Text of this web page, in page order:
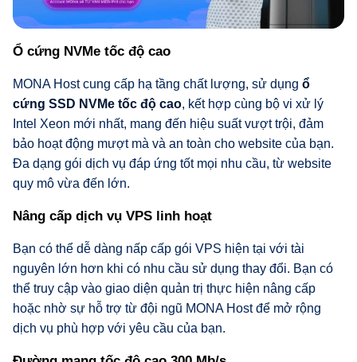
Ổ cứng NVMe tốc độ cao
MONA Host cung cấp hạ tầng chất lượng, sử dụng ổ
cứng SSD NVMe tốc độ cao, kết hợp cùng bộ vi xử lý
Intel Xeon mới nhất, mang đến hiệu suất vượt trội, đảm
bảo hoạt động mượt mà và an toàn cho website của bạn.
Đa dạng gói dịch vụ đáp ứng tốt mọi nhu cầu, từ website
quy mô vừa đến lớn.
Nâng cấp dịch vụ VPS linh hoạt
Bạn có thể dễ dàng nấp cấp gói VPS hiện tại với tài
nguyên lớn hơn khi có nhu cầu sử dụng thay đổi. Bạn có
thể truy cập vào giao diện quản trị thực hiện nâng cấp
hoặc nhờ sự hỗ trợ từ đội ngũ MONA Host để mở rộng
dịch vụ phù hợp với yêu cầu của bạn.